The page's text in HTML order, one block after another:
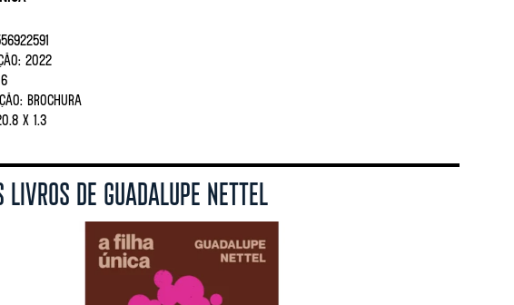
2022
BROCHURA
X 1.3
LIVROS DE GUADALUPE NETTEL